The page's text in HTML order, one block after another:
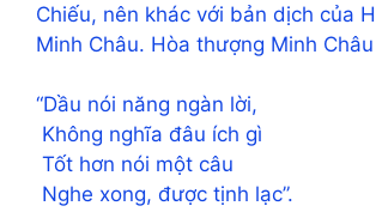
Chiếu, nên khác với bản dịch của
Minh Châu. Hòa thượng Minh
“Dầu nói năng ngàn lời,
Không nghĩa đâu ích gì
Tốt hơn nói một câu
Nghe xong, được tịnh lạc”.